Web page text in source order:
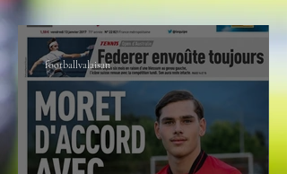
footballvalaisan